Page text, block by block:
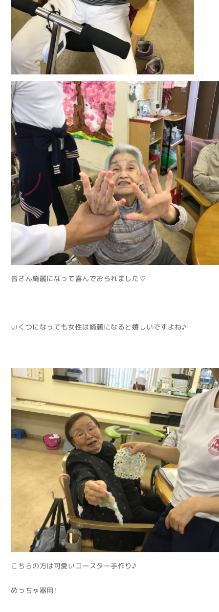
皆さん綺麗になって喜んでおられました♡
いくつになっても女性は綺麗になると嬉しいですよね♪
こちらの方は可愛いコースター手作り♪
めっちゃ器用！